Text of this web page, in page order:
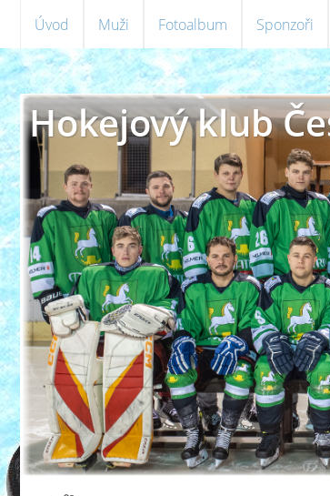
Úvod Muži Fotoalbum Sponzoři
Hokejový klub